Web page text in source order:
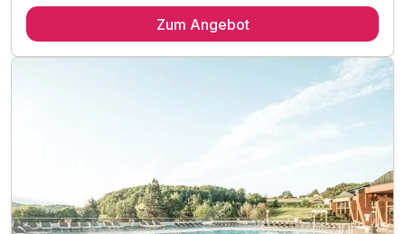
2 x Langschläfer-Frühstücksbuffet bis 11 Uhr
1 x romantisches Candlelight Dinner & Schokofondue
inkl. direkter, unterirdischer Zugang zur Therme
inkl. hoteleigener Liegebereich in der Therme
Zum Angebot